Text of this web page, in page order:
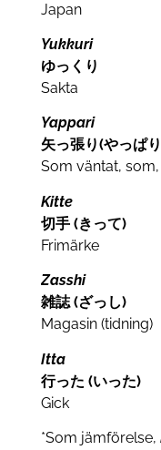
Japan
Yukkuri
ゆっくり
Sakta
Yappari
矢っ張り(やっぱ
Som väntat,
Kitte
切手 (きって)
Frimärke
Zasshi
雑誌 (ざっし)
Magasin (tidning)
Itta
行った (いった)
Gick
*Som jämförelse,